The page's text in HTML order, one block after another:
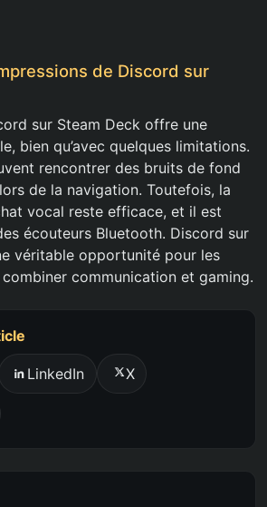
de Discord sur
sur Steam Deck offre une
bien qu’avec quelques limitations.
rencontrer des bruits de fond
de la navigation. Toutefois, la
vocal reste efficace, et il est
écouteurs Bluetooth. Discord sur
véritable opportunité pour les
communication et gaming.
LinkedIn X